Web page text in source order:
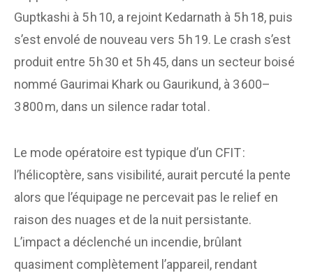
Guptkashi à 5 h 10, a rejoint Kedarnath à 5 h 18, puis
s’est envolé de nouveau vers 5 h 19. Le crash s’est
produit entre 5 h 30 et 5 h 45, dans un secteur boisé
nommé Gaurimai Khark ou Gaurikund, à 3 600–
3 800 m, dans un silence radar total .
Le mode opératoire est typique d’un CFIT :
l’hélicoptère, sans visibilité, aurait percuté la pente
alors que l’équipage ne percevait pas le relief en
raison des nuages et de la nuit persistante.
L’impact a déclenché un incendie, brûlant
quasiment complètement l’appareil, rendant